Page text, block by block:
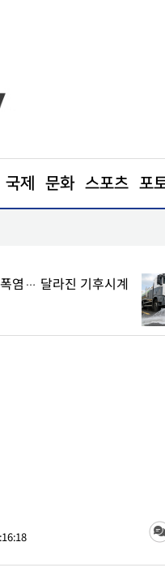
국제 문화 스포츠 포
염… 달라진 기후시계